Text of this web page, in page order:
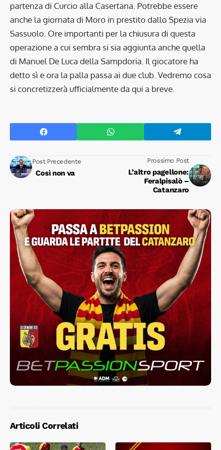
partenza di Curcio alla Casertana. Potrebbe essere
anche la giornata di Moro in prestito dallo Spezia via
Sassuolo. Ore importanti per la chiusura di questa
operazione a cui sembra si sia aggiunta anche quella
di Manuel De Luca della Sampdoria. Il giocatore ha
detto sì e ora la palla passa ai due club. Vedremo cosa
si concretizzerà ufficialmente da qui a breve.
Post Precedente
Così non va
Prossimo Post
L’altro pagellone:
Feralpisalò –
Catanzaro
Articoli Correlati